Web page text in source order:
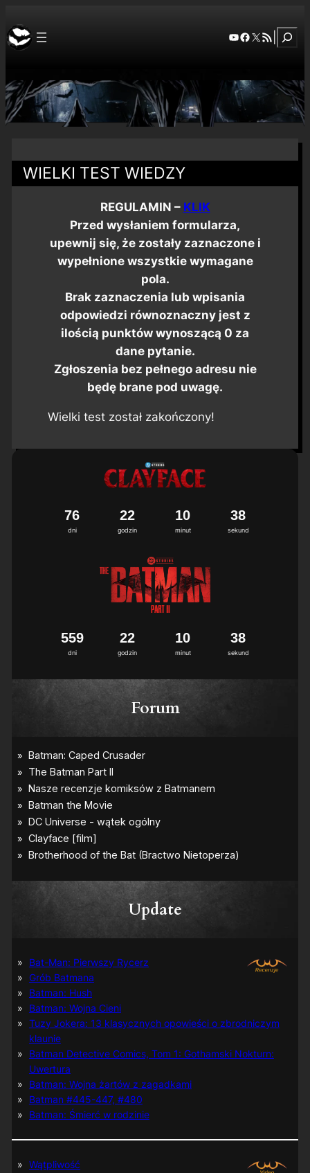
YouTube
Facebook
X RSS Feed
WIELKI TEST WIEDZY
REGULAMIN – KLIK
Przed wysłaniem formularza,
upewnij się, że zostały zaznaczone i
wypełnione wszystkie wymagane
pola.
Brak zaznaczenia lub wpisania
odpowiedzi równoznaczny jest z
ilością punktów wynoszącą 0 za
dane pytanie.
Zgłoszenia bez pełnego adresu nie
będę brane pod uwagę.
Wielki test został zakończony!
dni
76
godzin
22
minut
10
sekund
37
8
dni
559
godzin
22
minut
10
sekund
38
Forum
Update
Bat-Man: Pierwszy Rycerz
Grób Batmana
Batman: Hush
Batman: Wojna Cieni
Tuzy Jokera: 13 klasycznych opowieści o zbrodniczym
klaunie
Batman Detective Comics, Tom 1: Gothamski Nokturn:
Uwertura
Batman: Wojna żartów z zagadkami
Batman #445-447, #480
Batman: Śmierć w rodzinie
Wątpliwość